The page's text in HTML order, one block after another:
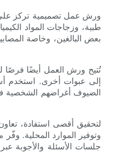
ورش عمل تصميمية تركز على
طبية، وزجاجات المواد
بعض البالغين، وخاصة
تُتيح ورش العمل أيضًا فرصًا
إلى عبوات أخرى. استخدم
الضيوف أغراضهم الشخصية
لتحقيق أقصى استفادة،
وتوفير الموارد المحلية.
جلسات الأسئلة والأجوبة